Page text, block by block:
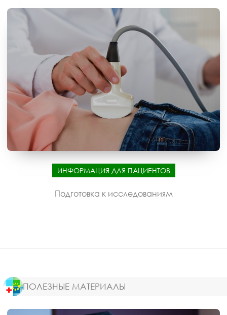
ИНФОРМАЦИЯ ДЛЯ ПАЦИЕНТОВ
Подготовка к исследованиям
ПОЛЕЗНЫЕ МАТЕРИАЛЫ